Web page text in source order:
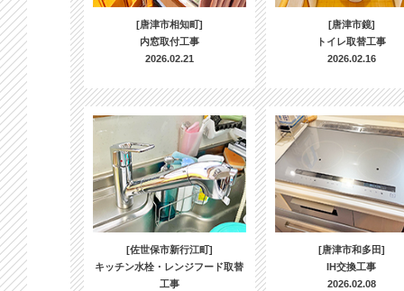
[唐津市相知町]
内窓取付工事
2026.02.21
[唐津市鏡]
トイレ取替工事
2026.02.16
[佐世保市新行江町]
キッチン水栓・レンジフード取替
工事
[唐津市和多田]
IH交換工事
2026.02.08